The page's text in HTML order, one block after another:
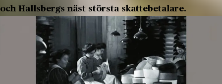
och Hallsbergs näst största skattebetalare.